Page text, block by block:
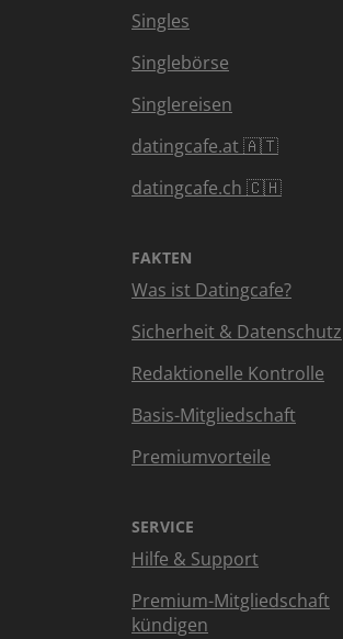
Singles
Singlebörse
Singlereisen
datingcafe.at 🇦🇹
datingcafe.ch 🇨🇭
FAKTEN
Was ist Datingcafe?
Sicherheit & Datenschutz
Redaktionelle Kontrolle
Basis-Mitgliedschaft
Premiumvorteile
SERVICE
Hilfe & Support
Premium-Mitgliedschaft
kündigen